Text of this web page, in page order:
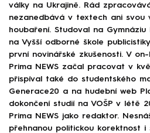
války na Ukrajině. Rád
nezanedbává v textech ani svou
houbaření. Studoval na
na Vyšší odborné škole
první novinářské zkušenosti. V
Prima NEWS začal pracovat v
přispíval také do studentského
Generace20 a na hudební web
dokončení studií na VOŠP v létě
Prima NEWS jako redaktor.
přehnanou politickou korektnost